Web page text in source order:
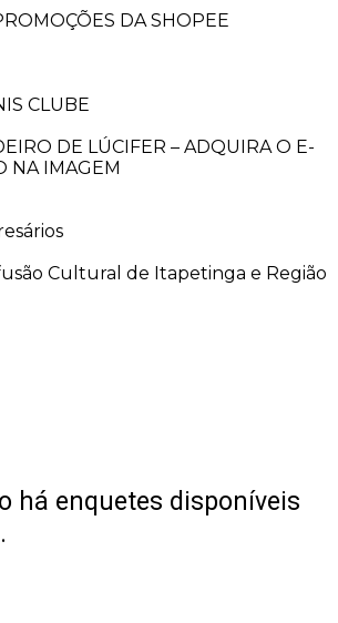
DA SHOPEE
CLUBE
DE LÚCIFER – ADQUIRA O E-
NA IMAGEM
Cultural de Itapetinga e Região
há enquetes disponíveis